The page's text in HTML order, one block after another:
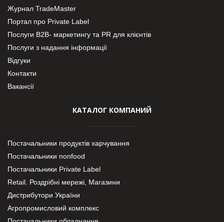
Журнал TradeMaster
Портал про Private Label
Послуги В2В- маркетингу та PR для клієнтів
Послуги з надання інформації
Відгуки
Контакти
Вакансії
КАТАЛОГ КОМПАНИЙ
Постачальники продуктів харчування
Постачальники nonfood
Постачальники Private Label
Retail. Роздрібні мережі, Магазини
Дистрибутори України
Агропромисловий комплекс